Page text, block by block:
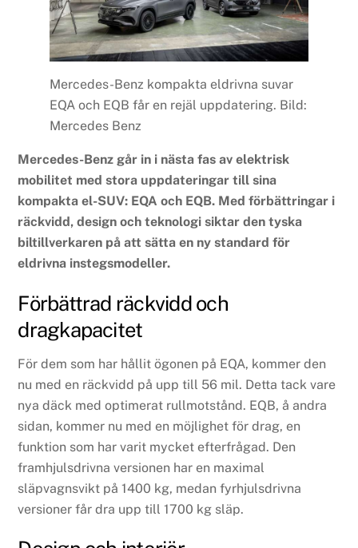
Mercedes-Benz kompakta eldrivna suvar
EQA och EQB får en rejäl uppdatering. Bild:
Mercedes Benz
Mercedes-Benz går in i nästa fas av elektrisk
mobilitet med stora uppdateringar till sina
kompakta el-SUV: EQA och EQB. Med förbättringar i
räckvidd, design och teknologi siktar den tyska
biltillverkaren på att sätta en ny standard för
eldrivna instegsmodeller.
Förbättrad räckvidd och
dragkapacitet
För dem som har hållit ögonen på EQA, kommer den
nu med en räckvidd på upp till 56 mil. Detta tack vare
nya däck med optimerat rullmotstånd. EQB, å andra
sidan, kommer nu med en möjlighet för drag, en
funktion som har varit mycket efterfrågad. Den
framhjulsdrivna versionen har en maximal
släpvagnsvikt på 1400 kg, medan fyrhjulsdrivna
versioner får dra upp till 1700 kg släp.